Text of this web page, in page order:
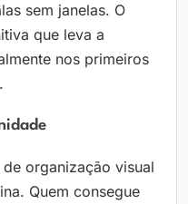
sem janelas. O
que leva a
nos primeiros
organização visual
Quem consegue